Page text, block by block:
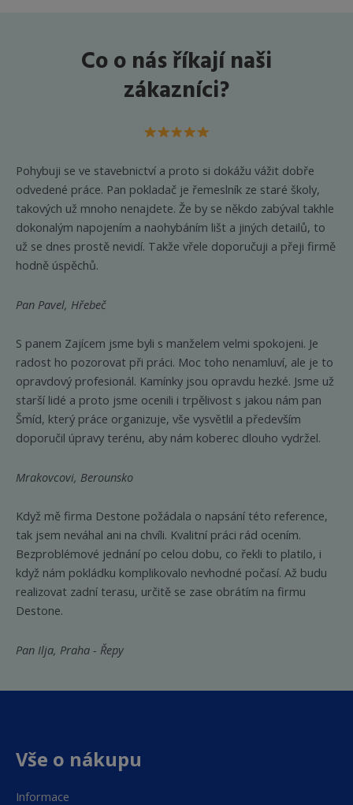
Co o nás říkají naši
zákazníci?
Pohybuji se ve stavebnictví a proto si dokážu vážit dobře
odvedené práce. Pan pokladač je řemeslník ze staré školy,
takových už mnoho nenajdete. Že by se někdo zabýval takhle
dokonalým napojením a naohybáním lišt a jiných detailů, to
už se dnes prostě nevidí. Takže vřele doporučuji a přeji firmě
hodně úspěchů.
Pan Pavel, Hřebeč
S panem Zajícem jsme byli s manželem velmi spokojeni. Je
radost ho pozorovat při práci. Moc toho nenamluví, ale je to
opravdový profesionál. Kamínky jsou opravdu hezké. Jsme už
starší lidé a proto jsme ocenili i trpělivost s jakou nám pan
Šmíd, který práce organizuje, vše vysvětlil a především
doporučil úpravy terénu, aby nám koberec dlouho vydržel.
Mrakovcovi, Berounsko
Když mě firma Destone požádala o napsání této reference,
tak jsem neváhal ani na chvíli. Kvalitní práci rád ocením.
Bezproblémové jednání po celou dobu, co řekli to platilo, i
když nám pokládku komplikovalo nevhodné počasí. Až budu
realizovat zadní terasu, určitě se zase obrátím na firmu
Destone.
Pan Ilja, Praha - Řepy
Vše o nákupu
Informace